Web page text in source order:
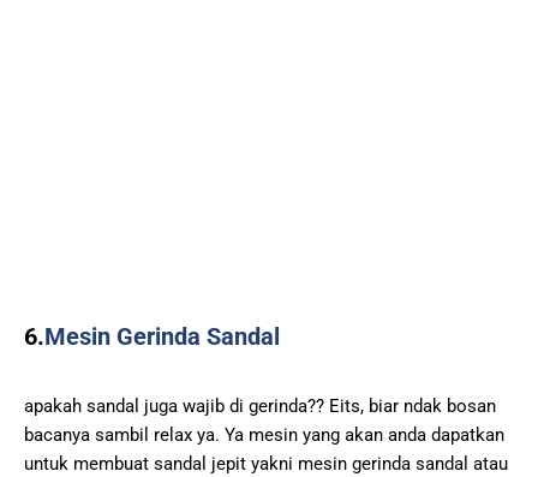
6.Mesin Gerinda Sandal
apakah sandal juga wajib di gerinda?? Eits, biar ndak bosan
bacanya sambil relax ya. Ya mesin yang akan anda dapatkan
untuk membuat sandal jepit yakni mesin gerinda sandal atau